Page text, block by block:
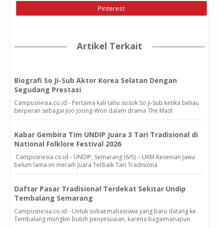
Pinterest
Artikel Terkait
Biografi So Ji-Sub Aktor Korea Selatan Dengan
Segudang Prestasi
Campusnesia.co.id - Pertama kali tahu sosok So Ji-Sub ketika beliau
berperan sebagai Joo Joong-Won dalam drama The Mast
Kabar Gembira Tim UNDIP Juara 3 Tari Tradisional di
National Folklore Festival 2026
Campusnesia.co.id - UNDIP, Semarang (6/5) – UKM Kesenian Jawa
belum lama ini meraih Juara Terbaik Tari Tradisiona
Daftar Pasar Tradisional Terdekat Sekitar Undip
Tembalang Semarang
Campusnesia.co.id - Untuk sobat mahasiswa yang baru datang ke
Tembalang mungkin butuh penyesuaian, karena bagaimanapun